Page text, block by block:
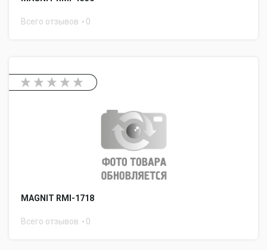
Всего отзывов 0
MAGNIT RMI-1718
Всего отзывов 0